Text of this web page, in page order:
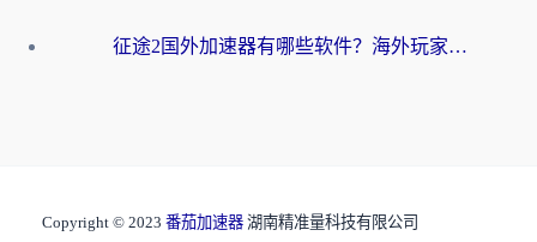
征途2国外加速器有哪些软件？海外玩家亲测实用指南（附非洲梦幻西游加速技巧）
Copyright © 2023 番茄加速器 湖南精准量科技有限公司